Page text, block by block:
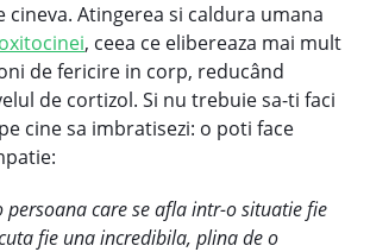
cineva. Atingerea si caldura umana
oxitocinei, ceea ce elibereaza mai mult
de fericire in corp, reducând
de cortizol. Si nu trebuie sa-ti faci
cine sa imbratisezi: o poti face
persoana care se afla intr-o situatie fie
fie una incredibila, plina de o